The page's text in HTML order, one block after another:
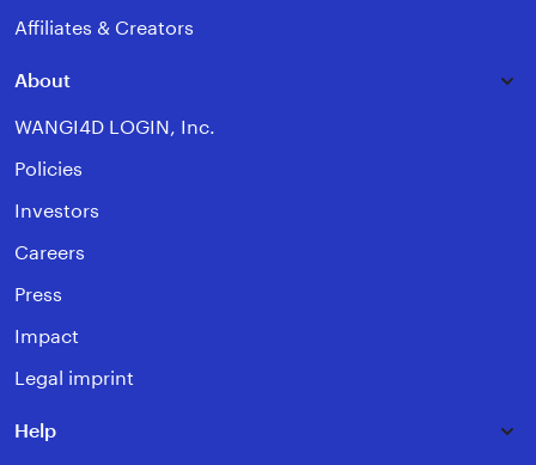
Affiliates & Creators
About
WANGI4D LOGIN, Inc.
Policies
Investors
Careers
Press
Impact
Legal imprint
Help